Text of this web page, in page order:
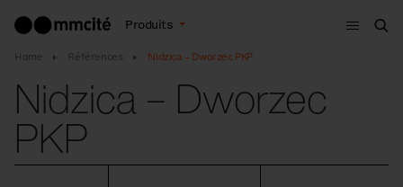
Produits
Menu
Home Références Nidzica – Dworzec PKP
Nidzica – Dworzec
PKP